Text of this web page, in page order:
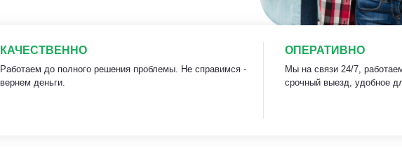
КАЧЕСТВЕННО
Работаем до полного решения проблемы. Не справимся -
вернем деньги.
ОПЕРАТИВНО
Мы на связи 24/7,
срочный выезд, удобное